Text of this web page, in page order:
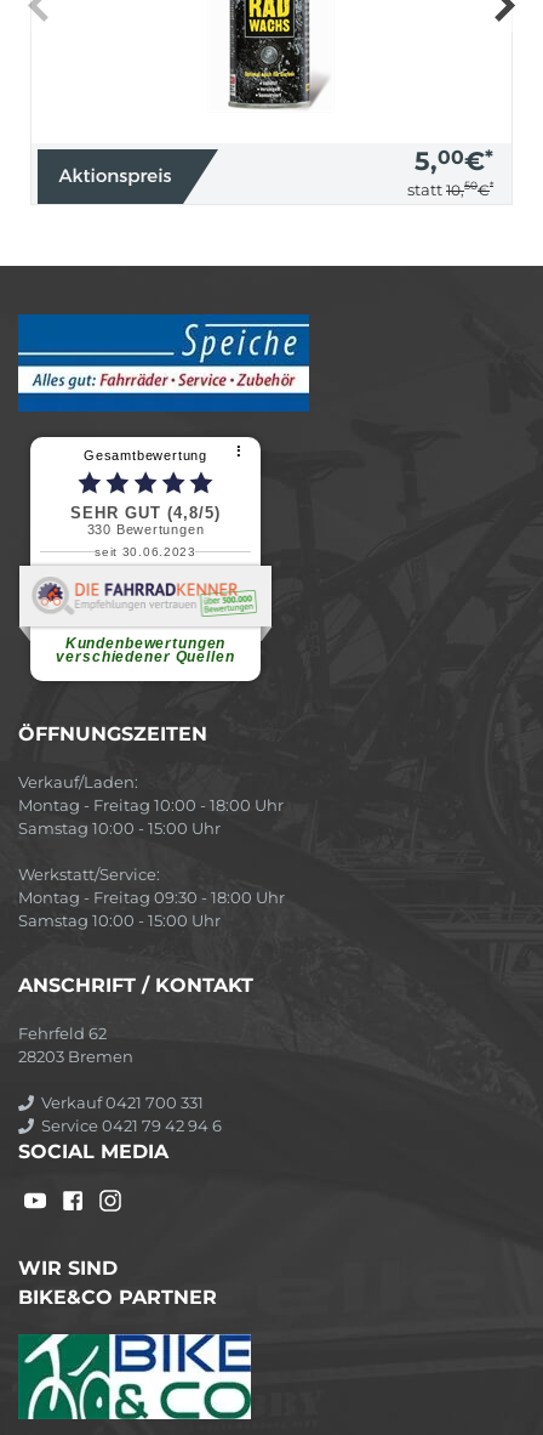
5,00€*
statt 10,50€*
Gesamtbewertung ⠇
SEHR GUT (4,8/5)
330 Bewertungen
seit 30.06.2023
Kundenbewertungen
verschiedener Quellen
Renate H.
Vielen Dank für ein herzliches
ÖFFNUNGSZEITEN
Verkauf/Laden:
Montag - Freitag 10:00 - 18:00 Uhr
Samstag 10:00 - 15:00 Uhr
Werkstatt/Service:
Montag - Freitag 09:30 - 18:00 Uhr
Samstag 10:00 - 15:00 Uhr
ANSCHRIFT / KONTAKT
Fehrfeld 62
28203 Bremen
Verkauf 0421 700 331
Service 0421 79 42 94 6
SOCIAL MEDIA
WIR SIND
BIKE&CO PARTNER